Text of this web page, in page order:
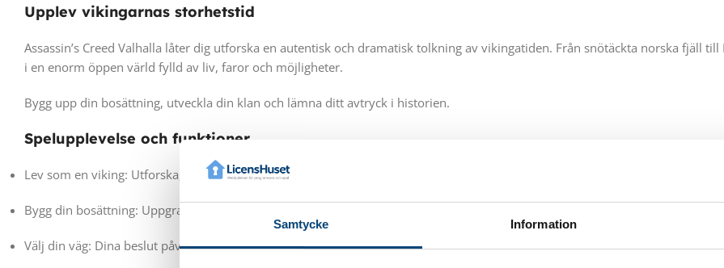
Samtycke Information
Upplev vikingarnas storhetstid
Assassin’s Creed Valhalla låter dig utforska en autentisk och dramatisk tolkning av vikingatiden. Från snötäckta norska fjäll
i en enorm öppen värld fylld av liv, faror och möjligheter.
Bygg upp din bosättning, utveckla din klan och lämna ditt avtryck i historien.
Spelupplevelse och funktioner
Lev som en viking: Utforska, plundra och kämpa dig fram i en brutal tidsepok
Bygg din bosättning: Uppgradera smedja, kasern, långhus och skapa ett hem för din klan
Välj din väg: Dina beslut påverkar berättelsen och världen omkring dig